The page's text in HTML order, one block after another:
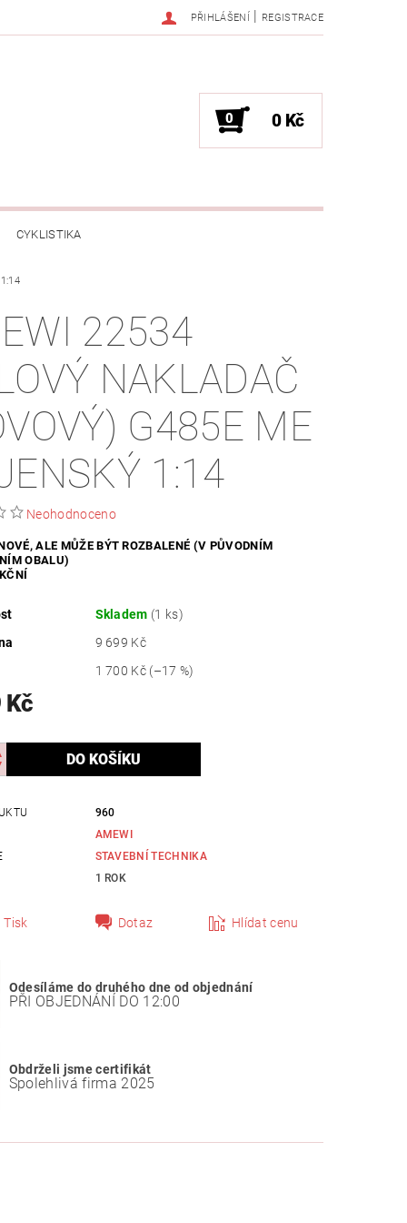
PŘIHLÁŠENÍ | REGISTRACE
0 0 Kč
CYKLISTIKA
/ MASÁŽE
/ PÁRTY / VYSTOUPENÍ
POČÍTAČE / NOTEBOOKY
ZDRAVÍ / HYGIENA
22534
NAKLADAČ
G485E ME
1:14
Neohodnoceno
ALE MŮŽE BÝT ROZBALENÉ (V PŮVODNÍM
OBALU)
Skladem (1 ks)
9 699 Kč
1 700 Kč (–17 %)
Kč
960
AMEWI
STAVEBNÍ TECHNIKA
1 ROK
Tisk Dotaz Hlídat cenu
Odesíláme do druhého dne od objednání
PŘI OBJEDNÁNÍ DO 12:00
Obdrželi jsme certifikát
Spolehlivá firma 2025